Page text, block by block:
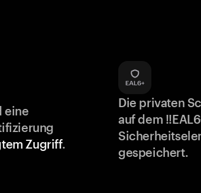
eine
Zugriff.
Die privaten
auf dem
gespeichert.